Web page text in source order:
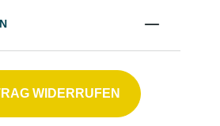
WIDERRUFEN